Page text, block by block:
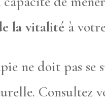
la vitalité à
ne doit pas se
Consultez